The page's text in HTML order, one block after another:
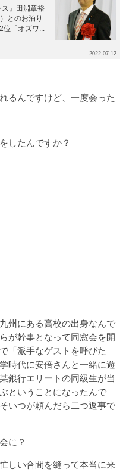
』田淵章裕
とのお泊り
』7/22日号） 同・第2位「オズワ...
2022.07.12
るんですけど、一度会った
したんですか？
州にある高校の出身なんで
が幹事となって同窓会を開
「派手なゲストを呼びた
時代に安倍さんと一緒に遊
銀行エリートの同級生が当
ということになったんで
いつが頼んだら二つ返事で
に？
しい合間を縫って本当に来